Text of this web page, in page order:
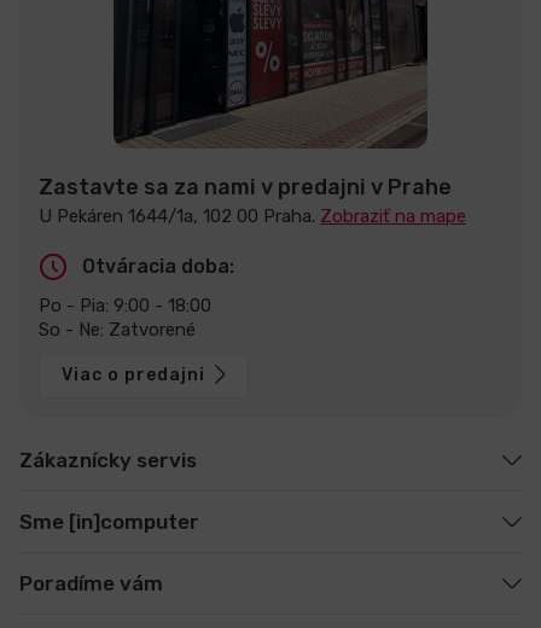
Zastavte sa za nami v predajni v Prahe
U Pekáren 1644/1a, 102 00 Praha. Zobraziť na mape
Otváracia doba:
Po - Pia: 9:00 - 18:00
So - Ne: Zatvorené
Viac o predajni
Zákaznícky servis
Sme [in]computer
Poradíme vám